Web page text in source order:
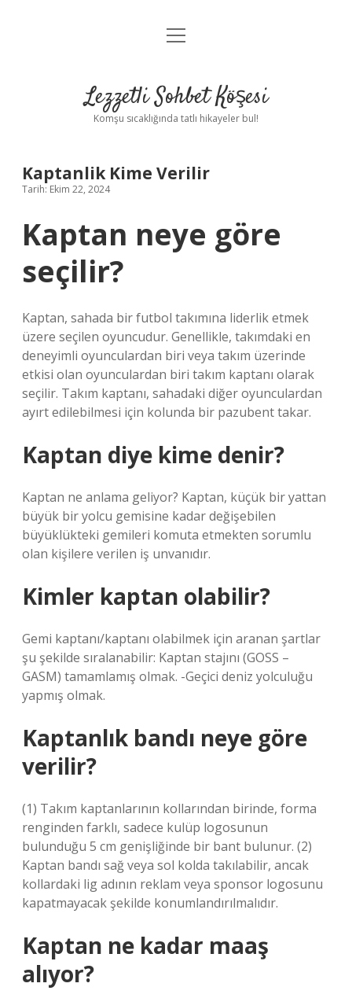
Anasayfa
Yasal Uyarı
menüyü
Lezzetli Sohbet Köşesi
Komşu sıcaklığında tatlı hikayeler bul!
Kaptanlik Kime Verilir
Tarih: Ekim 22, 2024
Kaptan neye göre
seçilir?
Kaptan, sahada bir futbol takımına liderlik etmek
üzere seçilen oyuncudur. Genellikle, takımdaki en
deneyimli oyunculardan biri veya takım üzerinde
etkisi olan oyunculardan biri takım kaptanı olarak
seçilir. Takım kaptanı, sahadaki diğer oyunculardan
ayırt edilebilmesi için kolunda bir pazubent takar.
Kaptan diye kime denir?
Kaptan ne anlama geliyor? Kaptan, küçük bir yattan
büyük bir yolcu gemisine kadar değişebilen
büyüklükteki gemileri komuta etmekten sorumlu
olan kişilere verilen iş unvanıdır.
Kimler kaptan olabilir?
Gemi kaptanı/kaptanı olabilmek için aranan şartlar
şu şekilde sıralanabilir: Kaptan stajını (GOSS –
GASM) tamamlamış olmak. -Geçici deniz yolculuğu
yapmış olmak.
Kaptanlık bandı neye göre
verilir?
(1) Takım kaptanlarının kollarından birinde, forma
renginden farklı, sadece kulüp logosunun
bulunduğu 5 cm genişliğinde bir bant bulunur. (2)
Kaptan bandı sağ veya sol kolda takılabilir, ancak
kollardaki lig adının reklam veya sponsor logosunu
kapatmayacak şekilde konumlandırılmalıdır.
Kaptan ne kadar maaş
alıyor?